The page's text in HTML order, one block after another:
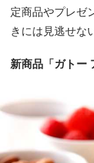
定商品やプレゼ
きには見逃せ
新商品「ガトー